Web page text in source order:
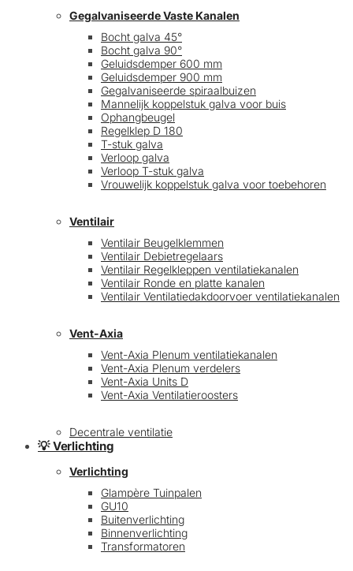
Gegalvaniseerde Vaste Kanalen
Bocht galva 45°
Bocht galva 90°
Geluidsdemper 600 mm
Geluidsdemper 900 mm
Gegalvaniseerde spiraalbuizen
Mannelijk koppelstuk galva voor buis
Ophangbeugel
Regelklep D 180
T-stuk galva
Verloop galva
Verloop T-stuk galva
Vrouwelijk koppelstuk galva voor toebehoren
Ventilair
Ventilair Beugelklemmen
Ventilair Debietregelaars
Ventilair Regelkleppen ventilatiekanalen
Ventilair Ronde en platte kanalen
Ventilair Ventilatiedakdoorvoer ventilatiekanalen
Vent-Axia
Vent-Axia Plenum ventilatiekanalen
Vent-Axia Plenum verdelers
Vent-Axia Units D
Vent-Axia Ventilatieroosters
Decentrale ventilatie
💡 Verlichting
Verlichting
Glampère Tuinpalen
GU10
Buitenverlichting
Binnenverlichting
Transformatoren